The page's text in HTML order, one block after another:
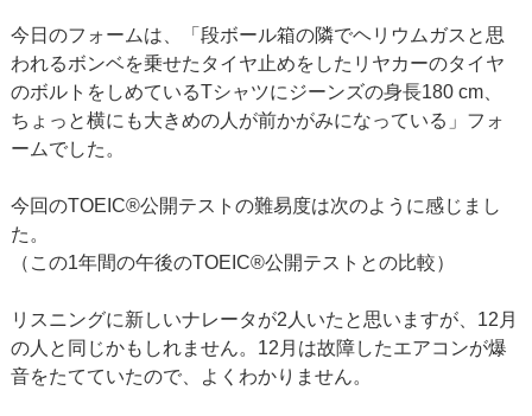
今日のフォームは、「段ボール箱の隣でヘリウムガスと思
われるボンベを乗せたタイヤ止めをしたリヤカーのタイヤ
のボルトをしめているTシャツにジーンズの身長180 cm、
ちょっと横にも大きめの人が前かがみになっている」フォ
ームでした。
今回のTOEIC®公開テストの難易度は次のように感じまし
た。
（この1年間の午後のTOEIC®公開テストとの比較）
リスニングに新しいナレータが2人いたと思いますが、12月
の人と同じかもしれません。12月は故障したエアコンが爆
音をたてていたので、よくわかりません。